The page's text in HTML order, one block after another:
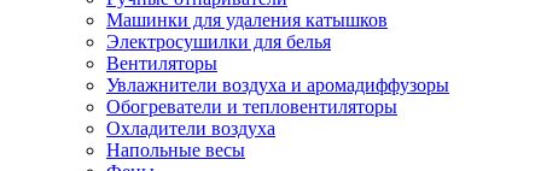
Машинки для удаления катышков
Электросушилки для белья
Вентиляторы
Увлажнители воздуха и аромадиффузоры
Обогреватели и тепловентиляторы
Охладители воздуха
Напольные весы